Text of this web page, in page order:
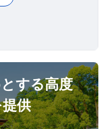
する高度
供